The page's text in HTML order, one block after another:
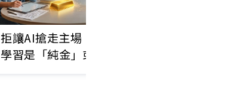
拒讓AI搶走主場！明辨你的
學習是「純金」或「鍍金」